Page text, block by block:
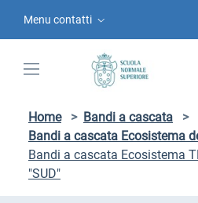
Menu contatti
Home > Bandi a cascata
>
Bandi a cascata Ecosistema
Bandi a cascata Ecosistema
"SUD"